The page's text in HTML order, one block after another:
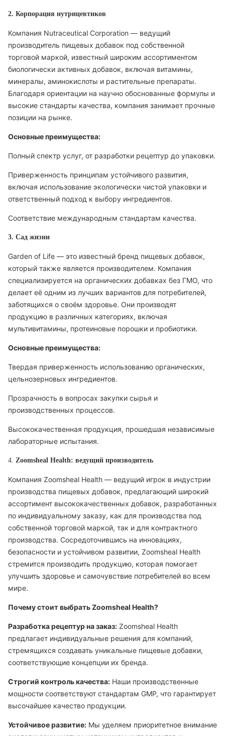
2. Корпорация нутрицевтиков
Компания Nutraceutical Corporation — ведущий
производитель пищевых добавок под собственной
торговой маркой, известный широким ассортиментом
биологически активных добавок, включая витамины,
минералы, аминокислоты и растительные препараты.
Благодаря ориентации на научно обоснованные формулы и
высокие стандарты качества, компания занимает прочные
позиции на рынке.
Основные преимущества:
Полный спектр услуг, от разработки рецептур до упаковки.
Приверженность принципам устойчивого развития,
включая использование экологически чистой упаковки и
ответственный подход к выбору ингредиентов.
Соответствие международным стандартам качества.
3. Сад жизни
Garden of Life — это известный бренд пищевых добавок,
который также является производителем. Компания
специализируется на органических добавках без ГМО, что
делает её одним из лучших вариантов для потребителей,
заботящихся о своём здоровье. Они производят
продукцию в различных категориях, включая
мультивитамины, протеиновые порошки и пробиотики.
Основные преимущества:
Твердая приверженность использованию органических,
цельнозерновых ингредиентов.
Прозрачность в вопросах закупки сырья и
производственных процессов.
Высококачественная продукция, прошедшая независимые
лабораторные испытания.
4. Zoomsheal Health: ведущий производитель
Компания Zoomsheal Health — ведущий игрок в индустрии
производства пищевых добавок, предлагающий широкий
ассортимент высококачественных добавок, разработанных
по индивидуальному заказу, как для производства под
собственной торговой маркой, так и для контрактного
производства. Сосредоточившись на инновациях,
безопасности и устойчивом развитии, Zoomsheal Health
стремится производить продукцию, которая помогает
улучшить здоровье и самочувствие потребителей во всем
мире.
Почему стоит выбрать Zoomsheal Health?
Разработка рецептур на заказ: Zoomsheal Health
предлагает индивидуальные решения для компаний,
стремящихся создавать уникальные пищевые добавки,
соответствующие концепции их бренда.
Строгий контроль качества: Наши производственные
мощности соответствуют стандартам GMP, что гарантирует
высочайшее качество продукции.
Устойчивое развитие: Мы уделяем приоритетное внимание